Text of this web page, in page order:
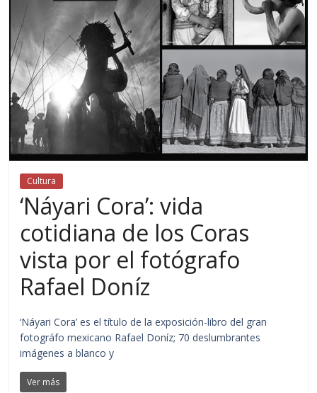
Cultura
‘Náyari Cora’: vida
cotidiana de los Coras
vista por el fotógrafo
Rafael Doníz
‘Náyari Cora’ es el título de la exposición-libro del gran
fotográfo mexicano Rafael Doníz; 70 deslumbrantes
imágenes a blanco y
Ver más